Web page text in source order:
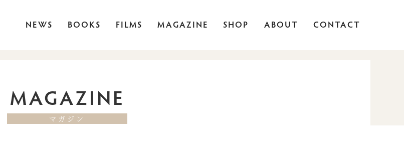
NEWS BOOKS FILMS MAGAZINE SHOP ABOUT CONTACT
MAGAZINE
マガジン